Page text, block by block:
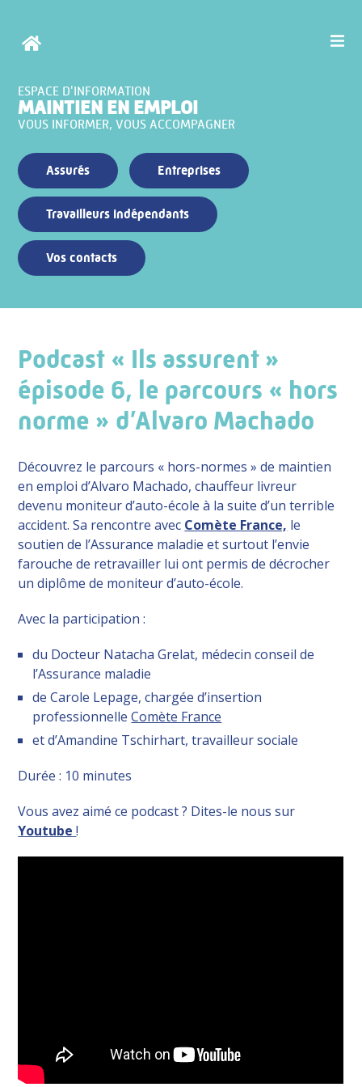
ESPACE D'INFORMATION
MAINTIEN EN EMPLOI
VOUS INFORMER, VOUS ACCOMPAGNER
Assurés Entreprises
Travailleurs indépendants
Vos contacts
Podcast « Ils assurent »
épisode 6, le parcours « hors
norme » d’Alvaro Machado
Découvrez le parcours « hors-normes » de maintien
en emploi d’Alvaro Machado, chauffeur livreur
devenu moniteur d’auto-école à la suite d’un terrible
accident. Sa rencontre avec Comète France, le
soutien de l’Assurance maladie et surtout l’envie
farouche de retravailler lui ont permis de décrocher
un diplôme de moniteur d’auto-école.
Avec la participation :
du Docteur Natacha Grelat, médecin conseil de
l’Assurance maladie
de Carole Lepage, chargée d’insertion
professionnelleComète France
et d’Amandine Tschirhart, travailleur sociale
Durée : 10 minutes
Vous avez aimé ce podcast ? Dites-le nous sur
Youtube !